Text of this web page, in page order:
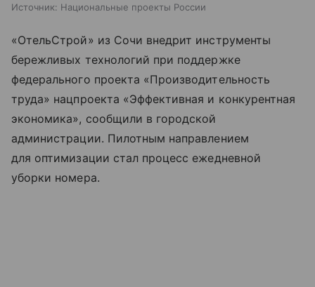
Источник: Национальные проекты России
«ОтельСтрой» из Сочи внедрит инструменты
бережливых технологий при поддержке
федерального проекта «Производительность
труда» нацпроекта «Эффективная и конкурентная
экономика», сообщили в городской
администрации. Пилотным направлением
для оптимизации стал процесс ежедневной
уборки номера.